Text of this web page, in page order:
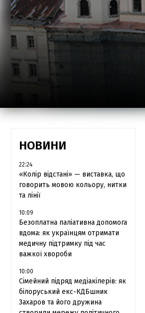
НОВИНИ
22:24
«Колір відстані» — виставка, що
говорить мовою кольору, нитки
та лінії
10:09
Безоплатна паліативна допомога
вдома: як українцям отримати
медичну підтримку під час
важкої хвороби
10:00
Сімейний підряд медіакілерів: як
білоруський екс-КДБшник
Захаров та його дружина